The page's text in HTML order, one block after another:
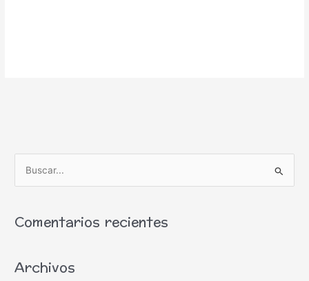
c
r
Comentarios recientes
Archivos